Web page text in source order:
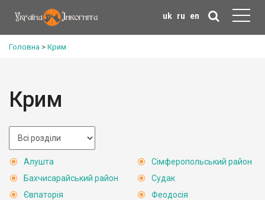
uk ru en
Головна > Крим
Крим
Алушта
Бахчисарайський район
Євпаторія
Сімферопольський район
Судак
Феодосія